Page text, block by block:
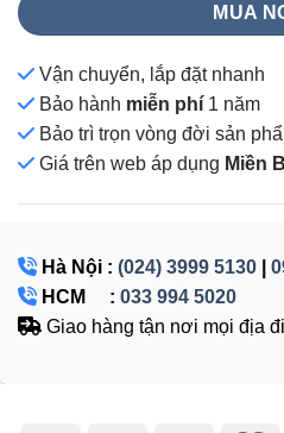
MUA
Vận chuyển, lắp đặt nhanh
Bảo hành miễn phí 1 năm
Bảo trì trọn vòng đời sản
Giá trên web áp dụng Miền
Hà Nội : (024) 3999 5130
HCM : 033 994 5020
Giao hàng tận nơi mọi địa